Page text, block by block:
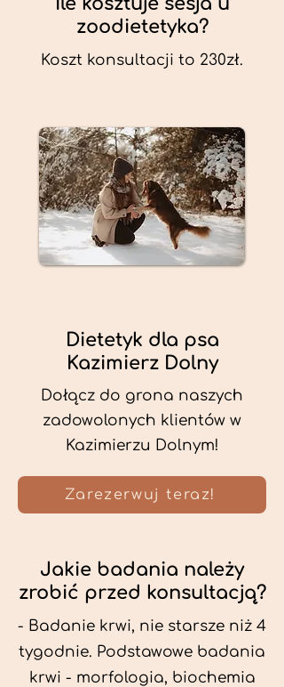
zoodietetyka?
Koszt konsultacji to 230zł.
Dietetyk dla psa
Kazimierz Dolny
Dołącz do grona naszych
zadowolonych klientów w
Kazimierzu Dolnym!
Zarezerwuj teraz!
Jakie badania należy
zrobić przed konsultacją?
- Badanie krwi, nie starsze niż 4
tygodnie. Podstawowe badania
krwi - morfologia, biochemia